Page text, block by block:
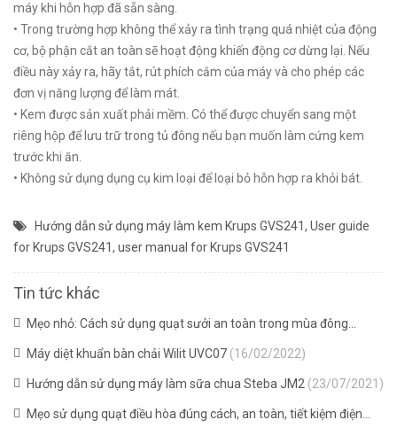
máy khi hỗn hợp đã sẵn sàng.
• Trong trường hợp không thể xảy ra tình trạng quá nhiệt của động
cơ, bộ phận cắt an toàn sẽ hoạt động khiến động cơ dừng lại. Nếu
điều này xảy ra, hãy tắt, rút phích cắm của máy và cho phép các
đơn vị năng lượng để làm mát.
• Kem được sản xuất phải mềm. Có thể được chuyển sang một
riêng hộp để lưu trữ trong tủ đông nếu bạn muốn làm cứng kem
trước khi ăn.
• Không sử dụng dụng cụ kim loại để loại bỏ hỗn hợp ra khỏi bát.
Hướng dẫn sử dụng máy làm kem Krups GVS241, User guide
for Krups GVS241, user manual for Krups GVS241
Tin tức khác
Mẹo nhỏ: Cách sử dụng quạt sưởi an toàn trong mùa đông
(16/02/2022)
Máy diệt khuẩn bàn chải Wilit UVC07 (16/02/2022)
Hướng dẫn sử dụng máy làm sữa chua Steba JM2 (23/07/2021)
Mẹo sử dụng quạt điều hòa đúng cách, an toàn, tiết kiệm điện